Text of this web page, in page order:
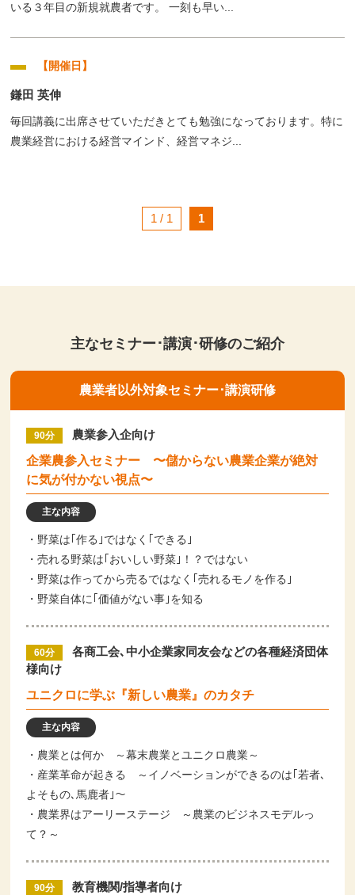
いる３年目の新規就農者です。 一刻も早い...
【開催日】
鎌田 英伸
毎回講義に出席させていただきとても勉強になっております。特に
農業経営における経営マインド、経営マネジ...
1 / 1 1
主なセミナー･講演･研修のご紹介
農業者以外対象セミナー･講演研修
90分
農業参入企向け
企業農参入セミナー 〜儲からない農業企業が絶対
に気が付かない視点〜
主な内容
・野菜は｢作る｣ではなく｢できる｣
・売れる野菜は｢おいしい野菜｣！？ではない
・野菜は作ってから売るではなく｢売れるモノを作る｣
・野菜自体に｢価値がない事｣を知る
60分
各商工会､中小企業家同友会などの各種経済団体
様向け
ユニクロに学ぶ『新しい農業』のカタチ
主な内容
・農業とは何か ～幕末農業とユニクロ農業～
・産業革命が起きる ～イノベーションができるのは｢若者､
よそもの､馬鹿者｣～
・農業界はアーリーステージ ～農業のビジネスモデルっ
て？～
90分
教育機関/指導者向け